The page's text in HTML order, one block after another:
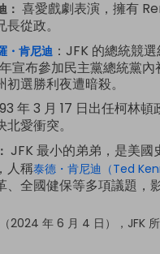
： 喜愛戲劇表演，擁有
從政。
・肯尼迪 ：JFK 的總統競
宣布參加民主黨總統黨內
選勝利夜遭暗殺。
年 3 月 17 日出任柯林
愛衝突。
JFK 最小的弟弟，是美國
人稱泰德・肯尼迪（Ted
全國健保等多項議題，
2024 年 6 月 4 日），JFK